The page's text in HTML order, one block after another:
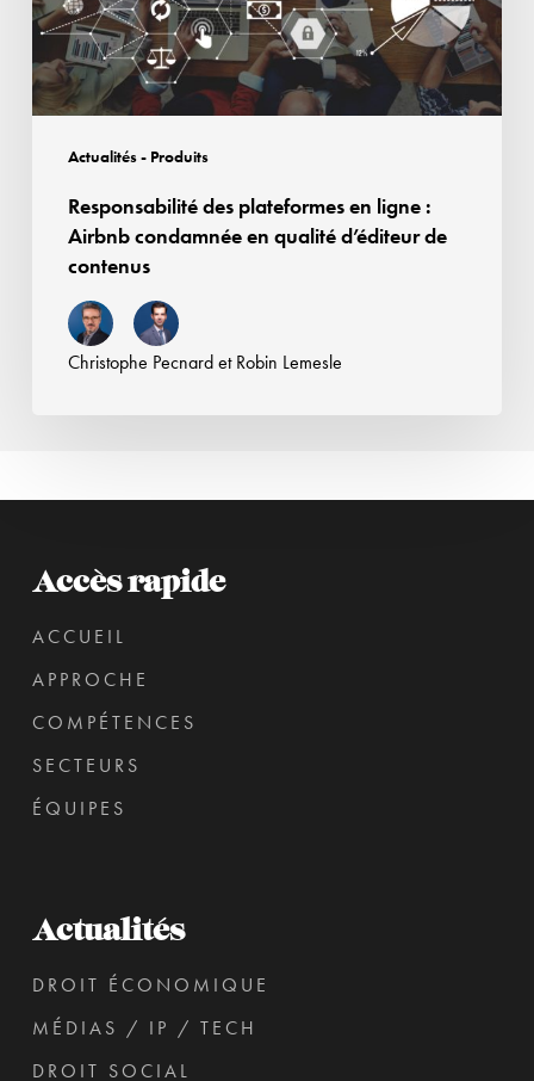
Actualités - Produits
Airbnb
condamnée
en
qualité
d’éditeur
contenusResponsabilité des plateformes en ligne :
Airbnb condamnée en qualité d’éditeur de
contenus
Christophe PecnardetRobin Lemesle
Accès rapide
ACCUEIL
APPROCHE
COMPÉTENCES
SECTEURS
ÉQUIPES
Actualités
DROIT ÉCONOMIQUE
MÉDIAS / IP / TECH
DROIT SOCIAL